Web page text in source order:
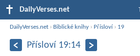
DailyVerses.net
DailyVerses.net › Biblické knihy › Přísloví› 19
Přísloví 19:14